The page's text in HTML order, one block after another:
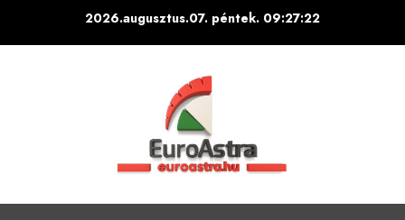
2026.augusztus.07. péntek. 09:27:23